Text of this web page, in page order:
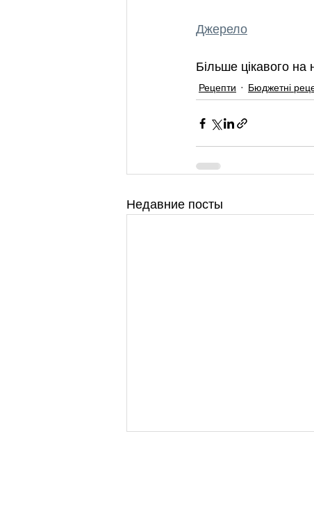
Джерело
Більше цікавого
Рецепти Бюджетні
Недавние посты